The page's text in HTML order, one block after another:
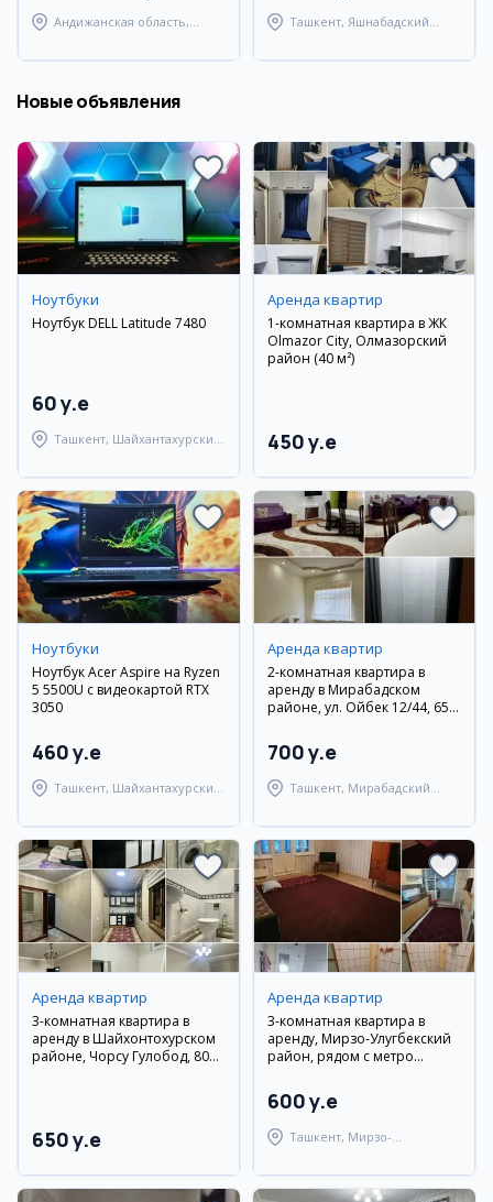
Андижанская область,
Ташкент, Яшнабадский
Новые объявления
Ноутбуки
Ноутбук DELL Latitude 7480
60 y.e
Ташкент, Шайхантахурский
Аренда квартир
1-комнатная квартира в ЖК
Olmazor City, Олмазорский
район (40 м²)
450 y.e
Ноутбуки
Ноутбук Acer Aspire на Ryzen
5 5500U с видеокартой RTX
3050
460 y.e
Ташкент, Шайхантахурский
Аренда квартир
2-комнатная квартира в
аренду в Мирабадском
районе, ул. Ойбек 12/44, 65
техника
700 y.e
Ташкент, Мирабадский
Аренда квартир
3-комнатная квартира в
аренду в Шайхонтохурском
районе, Чорсу Гулобод, 80
650 y.e
Аренда квартир
3-комнатная квартира в
аренду, Мирзо-Улугбекский
район, рядом с метро
600 y.e
Ташкент, Мирзо-